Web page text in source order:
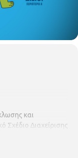
και
Σχέδιο Διαχείρισης